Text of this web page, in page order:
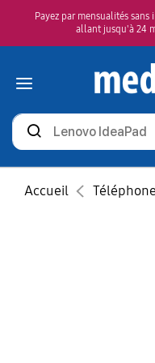
Payez par mensualités
allant jusqu'à 24
Rechercher
des
produits
Accueil